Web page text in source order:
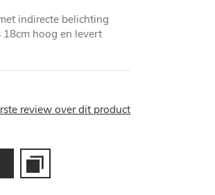
indirecte belichting
18cm hoog en levert
review over dit product